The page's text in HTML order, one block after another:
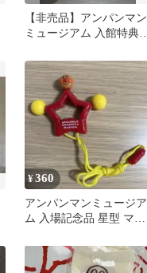
【非売品】アンパンマン
ミュージアム 入館特典
¥360
アンパンマンミュージア
ム 入場記念品 星型 マラ